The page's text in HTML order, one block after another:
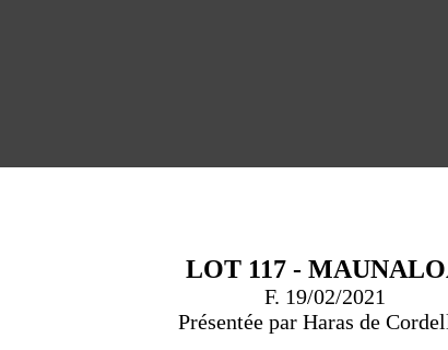
LOT 117 -
F. 19/02/2021
Présentée par Haras de